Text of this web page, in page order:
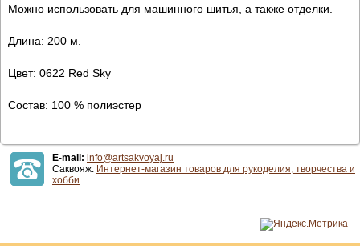
Можно использовать для машинного шитья, а также отделки.
Длина: 200 м.
Цвет: 0622 Red Sky
Состав: 100 % полиэстер
E-mail: info@artsakvoyaj.ru
Саквояж. Интернет-магазин товаров для рукоделия, творчества и
хобби